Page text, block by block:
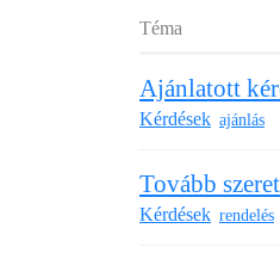
Téma
Ajánlatott
Kérdések ajánlás
Tovább
Kérdések rendelés